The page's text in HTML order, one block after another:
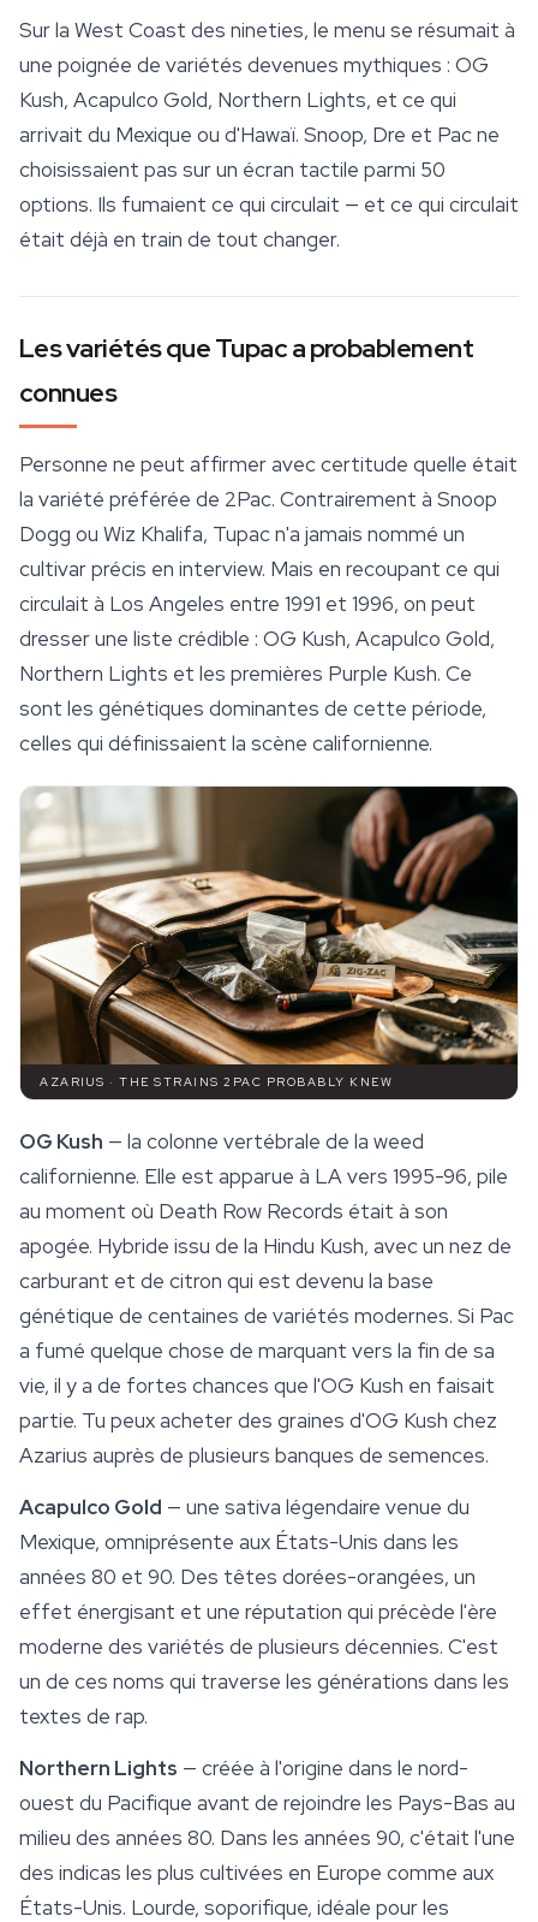
Sur la West Coast des nineties, le menu se résumait à
une poignée de variétés devenues mythiques : OG
Kush, Acapulco Gold, Northern Lights, et ce qui
arrivait du Mexique ou d'Hawaï. Snoop, Dre et Pac ne
choisissaient pas sur un écran tactile parmi 50
options. Ils fumaient ce qui circulait — et ce qui circulait
était déjà en train de tout changer.
Les variétés que Tupac a probablement
connues
Personne ne peut affirmer avec certitude quelle était
la variété préférée de 2Pac. Contrairement à Snoop
Dogg ou Wiz Khalifa, Tupac n'a jamais nommé un
cultivar précis en interview. Mais en recoupant ce qui
circulait à Los Angeles entre 1991 et 1996, on peut
dresser une liste crédible : OG Kush, Acapulco Gold,
Northern Lights et les premières Purple Kush. Ce
sont les génétiques dominantes de cette période,
celles qui définissaient la scène californienne.
AZARIUS · THE STRAINS 2PAC PROBABLY KNEW
OG Kush — la colonne vertébrale de la weed
californienne. Elle est apparue à LA vers 1995-96, pile
au moment où Death Row Records était à son
apogée. Hybride issu de la Hindu Kush, avec un nez de
carburant et de citron qui est devenu la base
génétique de centaines de variétés modernes. Si Pac
a fumé quelque chose de marquant vers la fin de sa
vie, il y a de fortes chances que l'OG Kush en faisait
partie. Tu peux acheter des graines d'OG Kush chez
Azarius auprès de plusieurs banques de semences.
Acapulco Gold — une sativa légendaire venue du
Mexique, omniprésente aux États-Unis dans les
années 80 et 90. Des têtes dorées-orangées, un
effet énergisant et une réputation qui précède l'ère
moderne des variétés de plusieurs décennies. C'est
un de ces noms qui traverse les générations dans les
textes de rap.
Northern Lights — créée à l'origine dans le nord-
ouest du Pacifique avant de rejoindre les Pays-Bas au
milieu des années 80. Dans les années 90, c'était l'une
des indicas les plus cultivées en Europe comme aux
États-Unis. Lourde, soporifique, idéale pour les